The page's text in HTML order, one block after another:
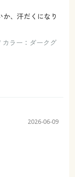
、汗だくになり
ラー：ダークグ
2026-06-09